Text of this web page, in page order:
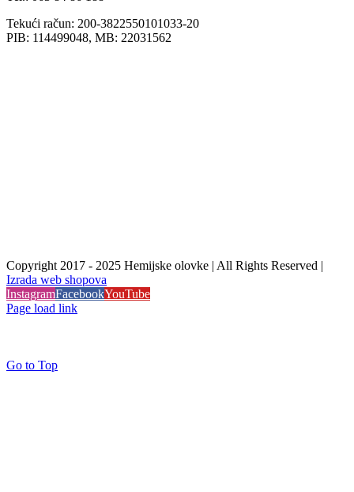
Tekući račun: 200-3822550101033-20
PIB: 114499048, MB: 22031562
Copyright 2017 - 2025 Hemijske olovke | All Rights Reserved |
Izrada web shopova
InstagramFacebookYouTube
Page load link
Go to Top